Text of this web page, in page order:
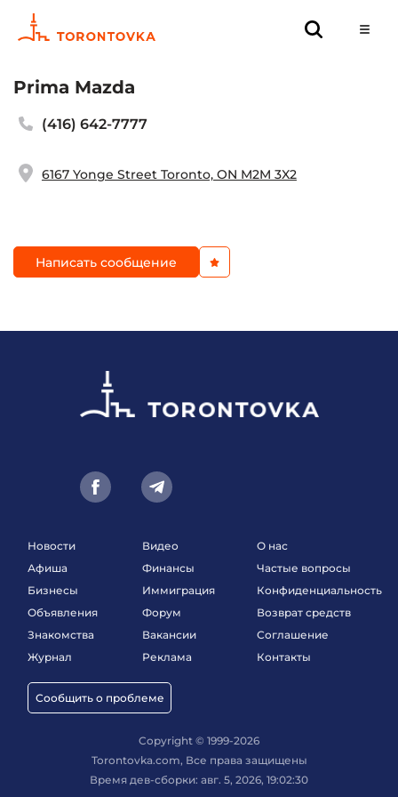
Prima Mazda
(416) 642-7777
6167 Yonge Street Toronto, ON M2M 3X2
Написать сообщение
Новости
Афиша
Бизнесы
Объявления
Знакомства
Журнал
Сообщить о проблеме
Видео
Финансы
Иммиграция
Форум
Вакансии
Реклама
О нас
Частые вопросы
Конфиденциальность
Возврат средств
Соглашение
Контакты
Copyright © 1999-2026
Torontovka.com, Все права защищены
Время дев-сборки: авг. 5, 2026, 19:02:30